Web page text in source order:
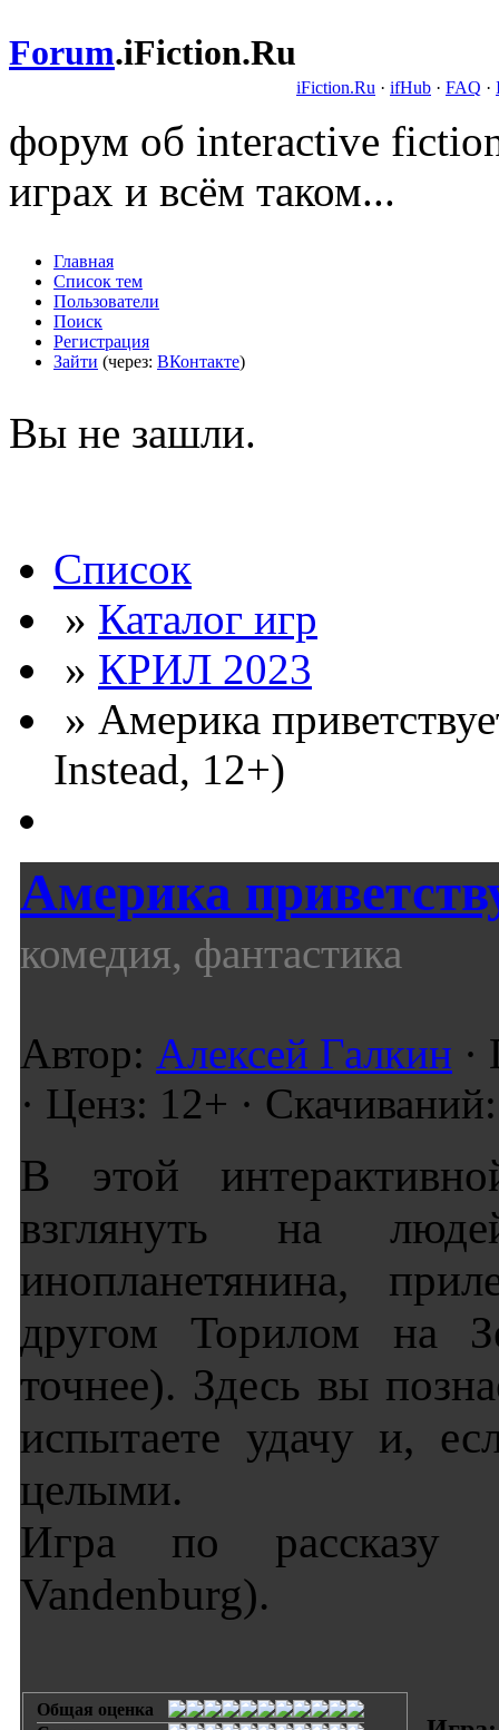
Forum.iFiction.Ru
iFiction.Ru · ifHub · FAQ ·
форум об interactive
играх и всём таком...
Главная
Список тем
Пользователи
Поиск
Регистрация
Зайти (через: ВКонтакте)
Вы не зашли.
Список
» Каталог игр
» КРИЛ 2023
» Америка
Instead, 12+)
Америка
комедия, фантастика
Автор: Алексей Галкин ·
· Ценз: 12+ ·
В этой
взглянуть на
инопланетянина,
другом Торилом
точнее). Здесь вы
испытаете удачу и,
целыми.
Игра по рассказу
Vandenburg).
Общая оценка